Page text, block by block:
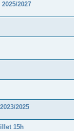
2027
2025
15h